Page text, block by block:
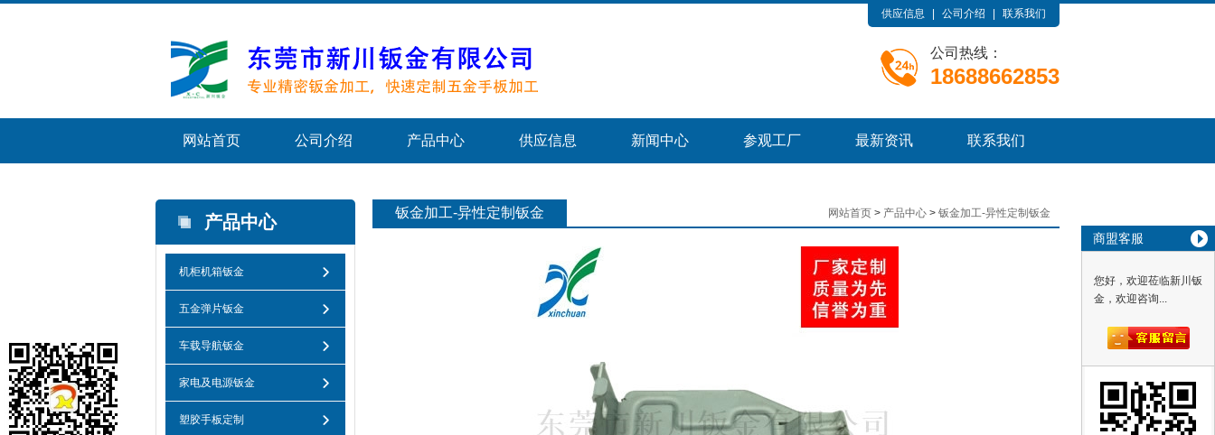
商盟客服
您好，欢迎莅临新川钣
金，欢迎咨询...
供应信息 公司介绍 联系我们
公司热线：
18688662853
网站首页 公司介绍 产品中心 供应信息 新闻中心 参观工厂 最新资讯 联系我们
产品中心
机柜机箱钣金
五金弹片钣金
车载导航钣金
家电及电源钣金
塑胶手板定制
网站首页 > 产品中心 > 钣金加工-异性定制钣金
钣金加工-异性定制钣金